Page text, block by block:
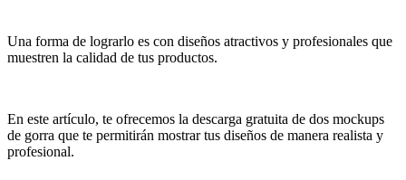
Una forma de lograrlo es con diseños atractivos y profesionales que
muestren la calidad de tus productos.
En este artículo, te ofrecemos la descarga gratuita de dos mockups
de gorra que te permitirán mostrar tus diseños de manera realista y
profesional.